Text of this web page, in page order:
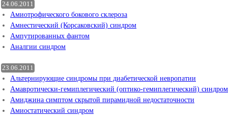
24.06.2011
Амиотрофического бокового склероза
Амнестический (Корсаковский) синдром
Ампутированных фантом
Аналгии синдром
23.06.2011
Альтернирующие синдромы при диабетической невропатии
Амавротически-гемиплегический (оптико-гемиплегический) синдром
Амиджина симптом скрытой пирамидной недостаточности
Амиостатический синдром